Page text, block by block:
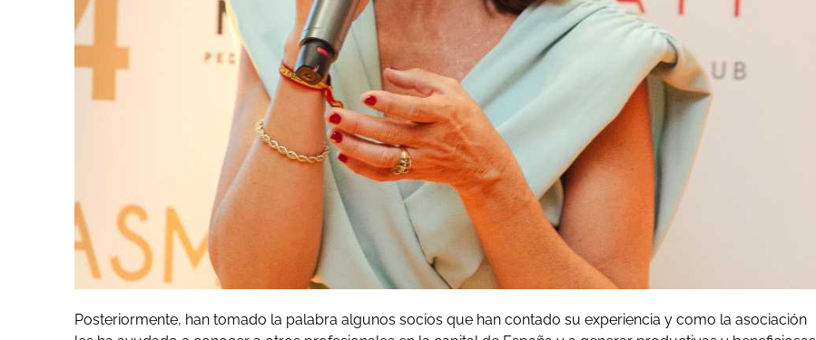
Posteriormente, han tomado la palabra algunos socios que han contado su experiencia y como la asociación